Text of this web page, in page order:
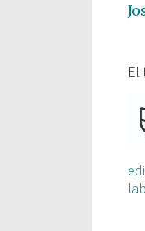
El